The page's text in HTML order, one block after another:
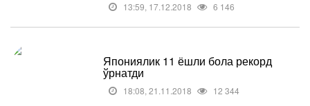
13:59, 17.12.2018 6 146
Япониялик 11 ёшли бола рекорд
ўрнатди
18:08, 21.11.2018 12 344